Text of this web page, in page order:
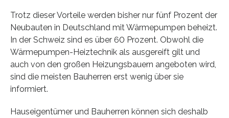
Trotz dieser Vorteile werden bisher nur fünf Prozent der
Neubauten in Deutschland mit Wärmepumpen beheizt.
In der Schweiz sind es über 60 Prozent. Obwohl die
Wärmepumpen-Heiztechnik als ausgereift gilt und
auch von den großen Heizungsbauern angeboten wird,
sind die meisten Bauherren erst wenig über sie
informiert.
Hauseigentümer und Bauherren können sich deshalb